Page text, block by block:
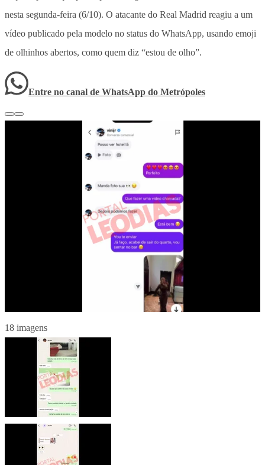
nesta segunda-feira (6/10). O atacante do Real Madrid reagiu a um
vídeo publicado pela modelo no status do WhatsApp, usando emoji
de olhinhos abertos, como quem diz “estou de olho”.
Entre no canal de WhatsApp do Metrópoles
18 imagens